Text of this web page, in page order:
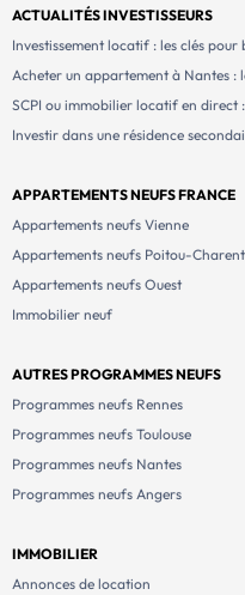
ACTUALITÉS INVESTISSEURS
Investissement locatif : les clés
Acheter un appartement à Nantes :
SCPI ou immobilier locatif en direct
Investir dans une résidence
APPARTEMENTS NEUFS FRANCE
Appartements neufs Vienne
Appartements neufs Poitou-
Appartements neufs Ouest
Immobilier neuf
AUTRES PROGRAMMES NEUFS
Programmes neufs Rennes
Programmes neufs Toulouse
Programmes neufs Nantes
Programmes neufs Angers
IMMOBILIER
Annonces de location